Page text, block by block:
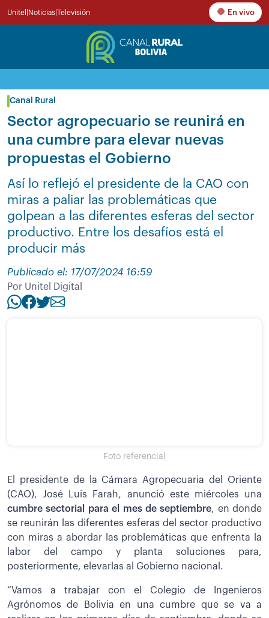
Unitel Noticias Televisión En vivo
Canal Rural
Sector agropecuario se reunirá en
una cumbre para elevar nuevas
propuestas el Gobierno
Así lo reflejó el presidente de la CAO con
miras a paliar las problemáticas que
golpean a las diferentes esferas del sector
productivo. Entre los desafíos está el
producir más
Publicado el: 17/07/2024 16:59
Por Unitel Digital
Foto referencial
El presidente de la Cámara Agropecuaria del Oriente
(CAO), José Luis Farah, anunció este miércoles una
cumbre sectorial para el mes de septiembre, en donde
se reunirán las diferentes esferas del sector productivo
con miras a abordar las problemáticas que enfrenta la
labor del campo y planta soluciones para,
posteriormente, elevarlas al Gobierno nacional.
“Vamos a trabajar con el Colegio de Ingenieros
Agrónomos de Bolivia en una cumbre que se va a